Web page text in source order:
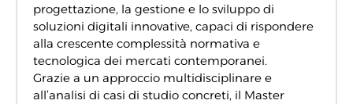
progettazione, la gestione e lo sviluppo di
soluzioni digitali innovative, capaci di rispondere
alla crescente complessità normativa e
tecnologica dei mercati contemporanei.
Grazie a un approccio multidisciplinare e
all’analisi di casi di studio concreti, il Master